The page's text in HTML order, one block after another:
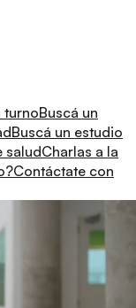
turnoBuscá un
Buscá un estudio
saludCharlas a la
Contáctate con